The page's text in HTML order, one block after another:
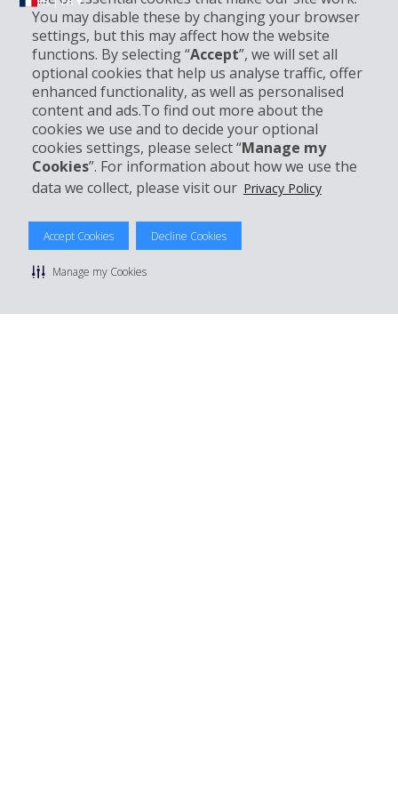
You may disable these by changing your browser
settings, but this may affect how the website
functions. By selecting “Accept”, we will set all
optional cookies that help us analyse traffic, offer
enhanced functionality, as well as personalised
content and ads.To find out more about the
cookies we use and to decide your optional
cookies settings, please select “Manage my
Cookies”. For information about how we use the
data we collect, please visit our Privacy Policy
Accept Cookies Decline Cookies
Manage my Cookies
Informations sur l'entreprise
Entreprise
Support client
Politique de confidentialité | Conditions d'utilisation du site |